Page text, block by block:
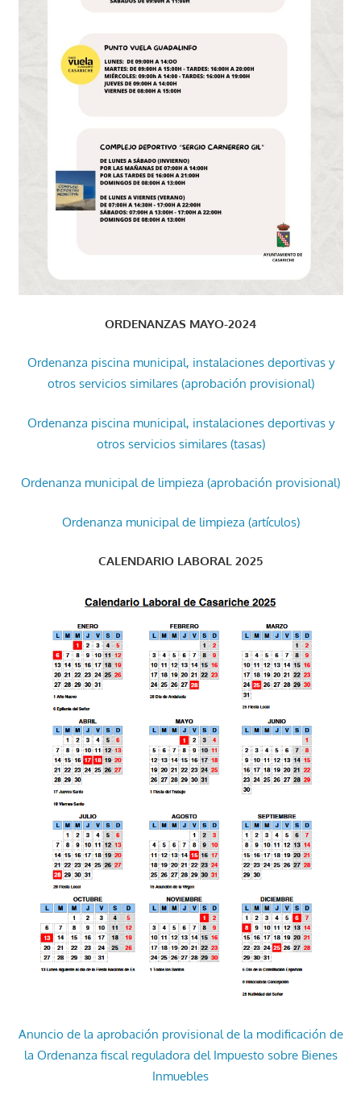
ORDENANZAS MAYO-2024
Ordenanza piscina municipal, instalaciones deportivas y
otros servicios similares (aprobación provisional)
Ordenanza piscina municipal, instalaciones deportivas y
otros servicios similares (tasas)
Ordenanza municipal de limpieza (aprobación provisional)
Ordenanza municipal de limpieza (artículos)
CALENDARIO LABORAL 2025
Anuncio de la aprobación provisional de la modificación de
la Ordenanza fiscal reguladora del Impuesto sobre Bienes
Inmuebles